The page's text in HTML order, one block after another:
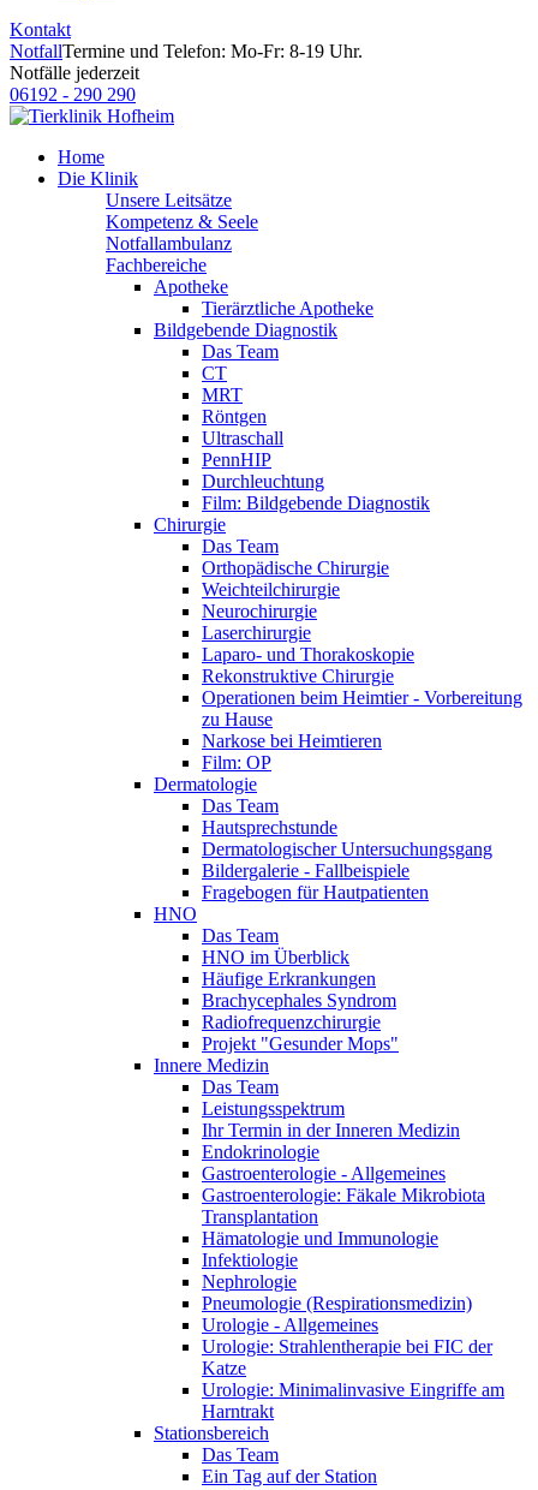
Kontakt
NotfallTermine und Telefon: Mo-Fr: 8-19 Uhr.
Notfälle jederzeit
06192 - 290 290
Home
Die Klinik
Unsere Leitsätze
Kompetenz & Seele
Notfallambulanz
Fachbereiche
Apotheke
Tierärztliche Apotheke
Bildgebende Diagnostik
Das Team
CT
MRT
Röntgen
Ultraschall
PennHIP
Durchleuchtung
Film: Bildgebende Diagnostik
Chirurgie
Das Team
Orthopädische Chirurgie
Weichteilchirurgie
Neurochirurgie
Laserchirurgie
Laparo- und Thorakoskopie
Rekonstruktive Chirurgie
Operationen beim Heimtier - Vorbereitung
zu Hause
Narkose bei Heimtieren
Film: OP
Dermatologie
Das Team
Hautsprechstunde
Dermatologischer Untersuchungsgang
Bildergalerie - Fallbeispiele
Fragebogen für Hautpatienten
HNO
Das Team
HNO im Überblick
Häufige Erkrankungen
Brachycephales Syndrom
Radiofrequenzchirurgie
Projekt "Gesunder Mops"
Innere Medizin
Das Team
Leistungsspektrum
Ihr Termin in der Inneren Medizin
Endokrinologie
Gastroenterologie - Allgemeines
Gastroenterologie: Fäkale Mikrobiota
Transplantation
Hämatologie und Immunologie
Infektiologie
Nephrologie
Pneumologie (Respirationsmedizin)
Urologie - Allgemeines
Urologie: Strahlentherapie bei FIC der
Katze
Urologie: Minimalinvasive Eingriffe am
Harntrakt
Stationsbereich
Das Team
Ein Tag auf der Station